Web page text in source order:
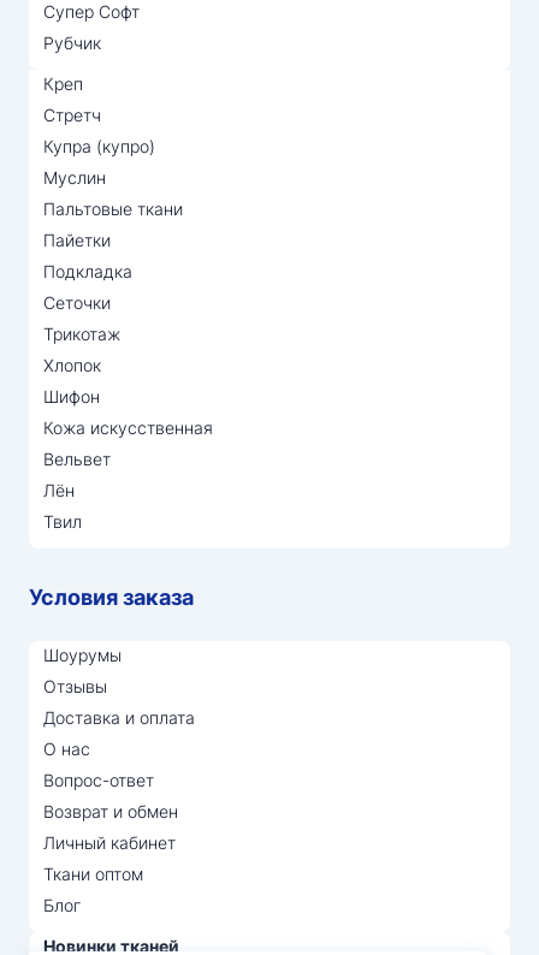
Супер Софт
Рубчик
Креп
Стретч
Купра (купро)
Муслин
Пальтовые ткани
Пайетки
Подкладка
Сеточки
Трикотаж
Хлопок
Шифон
Кожа искусственная
Вельвет
Лён
Твил
Условия заказа
Шоурумы
Отзывы
Доставка и оплата
О нас
Вопрос-ответ
Возврат и обмен
Личный кабинет
Ткани оптом
Блог
Новинки тканей